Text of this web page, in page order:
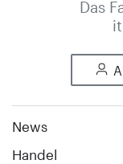
Das
News
Handel